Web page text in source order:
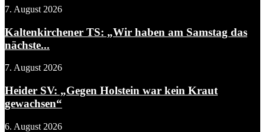
7. August 2026
Kaltenkirchener TS: „Wir haben am Samstag das
nächste...
7. August 2026
Heider SV: „Gegen Holstein war kein Kraut
gewachsen“
6. August 2026